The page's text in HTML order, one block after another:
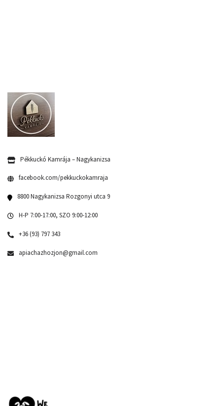
Pékkuckó Kamrája – Nagykanizsa
facebook.com/pekkuckokamraja
8800 Nagykanizsa Rozgonyi utca 9
H-P 7:00-17:00, SZO 9:00-12:00
+36 (93) 797 343
apiachazhozjon@gmail.com